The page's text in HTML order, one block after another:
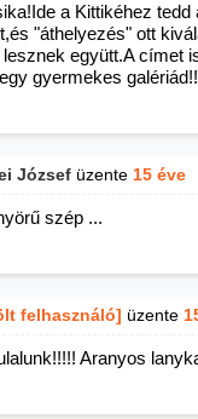
a Kittikéhez
"áthelyezés" ott
lesznek együtt.A címet
gyermekes
József üzente 15 éve
szép ...
felhasználó] üzente
Aranyos